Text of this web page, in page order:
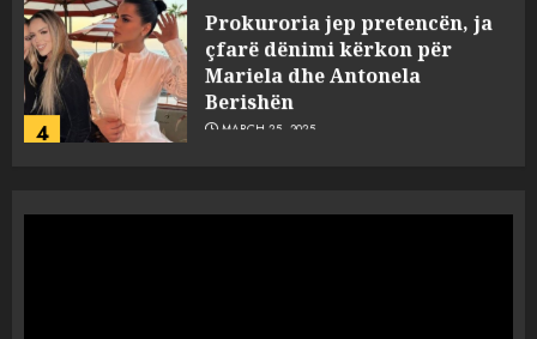
4
Prokuroria jep pretencën, ja
çfarë dënimi kërkon për
Mariela dhe Antonela
Berishën
MARCH 25, 2025